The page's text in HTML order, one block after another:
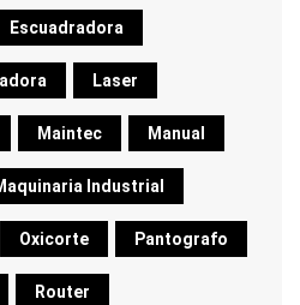
Escuadradora
Laser
Maintec Manual
Industrial
Oxicorte Pantografo
Router